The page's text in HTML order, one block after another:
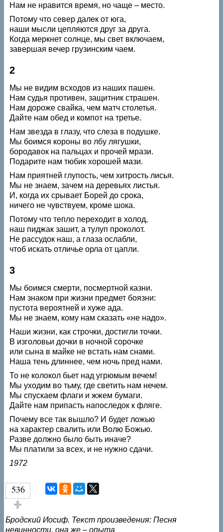
Нам не нравится время, но чаще – место.
Потому что север далек от юга,
наши мысли цепляются друг за друга.
Когда меркнет солнце, мы свет включаем,
завершая вечер грузинским чаем.
2
Мы не видим всходов из наших пашен.
Нам судья противен, защитник страшен.
Нам дороже свайка, чем матч столетья.
Дайте нам обед и компот на третье.
Нам звезда в глазу, что слеза в подушке.
Мы боимся короны во лбу лягушки,
бородавок на пальцах и прочей мрази.
Подарите нам тюбик хорошей мази.
Нам приятней глупость, чем хитрость лисья.
Мы не знаем, зачем на деревьях листья.
И, когда их срывает Борей до срока,
ничего не чувствуем, кроме шока.
Потому что тепло переходит в холод,
наш пиджак зашит, а тулуп проколот.
Не рассудок наш, а глаза ослабли,
чтоб искать отличье орла от цапли.
3
Мы боимся смерти, посмертной казни.
Нам знаком при жизни предмет боязни:
пустота вероятней и хуже ада.
Мы не знаем, кому нам сказать «не надо».
Наши жизни, как строчки, достигли точки.
В изголовьи дочки в ночной сорочке
или сына в майке не встать нам снами.
Наша тень длиннее, чем ночь пред нами.
То не колокол бьет над угрюмым вечем!
Мы уходим во тьму, где светить нам нечем.
Мы спускаем флаги и жжем бумаги.
Дайте нам припасть напоследок к фляге.
Почему все так вышло? И будет ложью
на характер свалить или Волю Божью.
Разве должно было быть иначе?
Мы платили за всех, и не нужно сдачи.
1972
536
Голос за!
Бродский Иосиф. Текст произведения: Песня
невинности, она же – опыта